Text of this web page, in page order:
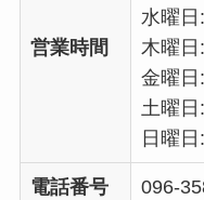
営業時間
水曜
木曜
金曜
土曜
日曜
電話番号 096-